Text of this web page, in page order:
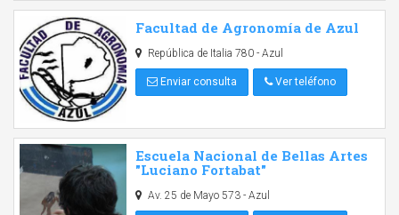
Facultad de Agronomía de Azul
República de Italia 780 - Azul
Enviar consulta Ver teléfono
Escuela Nacional de Bellas Artes
"Luciano Fortabat"
Av. 25 de Mayo 573 - Azul